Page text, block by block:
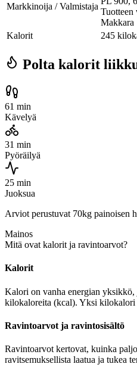
Markkinoija / Valmistaja
Makkara
Kalorit
245
Polta kalorit
61 min
Kävelyä
31 min
Pyöräilyä
25 min
Juoksua
Arviot perustuvat 70kg painoisen
Mainos
Mitä ovat kalorit ja ravintoarvot?
Kalorit
Kalori on vanha energian yksikkö,
kilokaloreita (kcal). Yksi kilokalori
Ravintoarvot ja ravintosisältö
Ravintoarvot kertovat, kuinka
ravitsemuksellista laatua ja tukea